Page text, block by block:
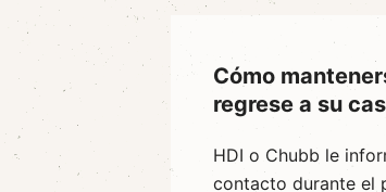
Cómo
regrese a su
HDI o Chubb le
contacto durante el